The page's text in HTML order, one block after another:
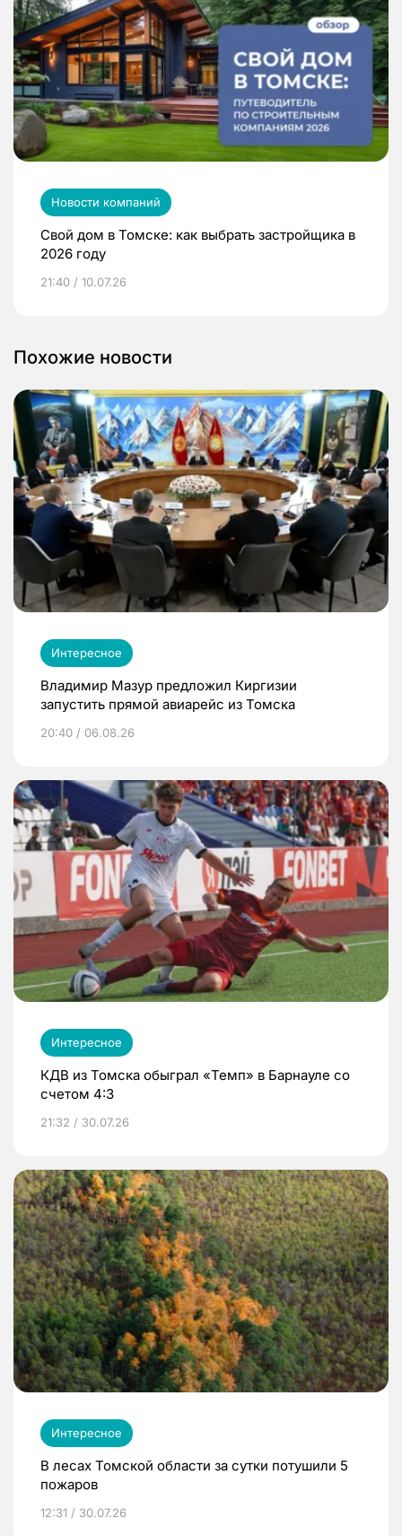
Новости компаний
Свой дом в Томске: как выбрать застройщика в
2026 году
21:40 / 10.07.26
Похожие новости
Интересное
Владимир Мазур предложил Киргизии
запустить прямой авиарейс из Томска
20:40 / 06.08.26
Интересное
КДВ из Томска обыграл «Темп» в Барнауле со
счетом 4:3
21:32 / 30.07.26
Интересное
В лесах Томской области за сутки потушили 5
пожаров
12:31 / 30.07.26